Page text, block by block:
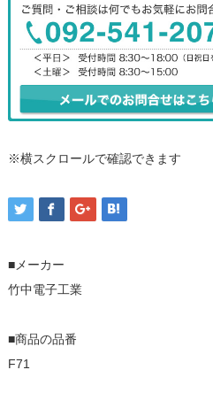
※横スクロールで確認できます
■メーカー
竹中電子工業
■商品の品番
F71